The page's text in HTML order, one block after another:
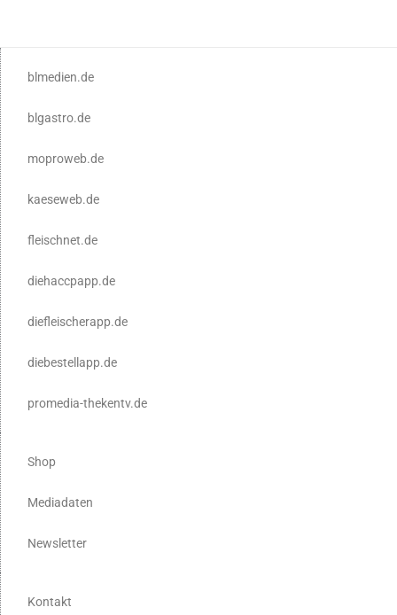
blmedien.de
blgastro.de
moproweb.de
kaeseweb.de
fleischnet.de
diehaccpapp.de
diefleischerapp.de
diebestellapp.de
promedia-thekentv.de
Shop
Mediadaten
Newsletter
Kontakt